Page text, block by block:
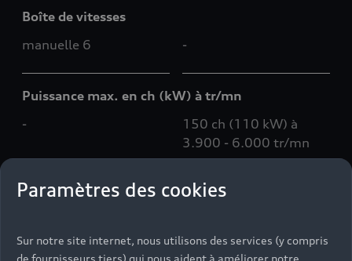
Boîte de vitesses
manuelle 6
-
Puissance max. en ch (kW) à tr/mn
-
150 ch (110 kW) à
3.900 - 6.000 tr/mn
Puissance max. (kW)
Paramètres des cookies
Sur notre site internet, nous utilisons des services (y compris